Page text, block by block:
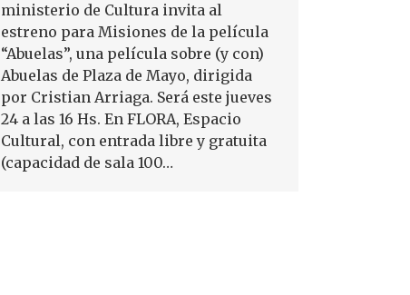
ministerio de Cultura invita al
estreno para Misiones de la película
“Abuelas”, una película sobre (y con)
Abuelas de Plaza de Mayo, dirigida
por Cristian Arriaga. Será este jueves
24 a las 16 Hs. En FLORA, Espacio
Cultural, con entrada libre y gratuita
(capacidad de sala 100…